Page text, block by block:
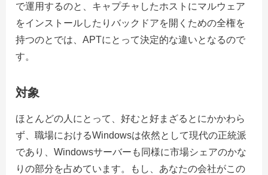
で運用するのと、キャプチャしたホストにマルウェア
をインストールしたりバックドアを開くための全権を
持つのとでは、APTにとって決定的な違いとなるので
す。
対象
ほとんどの人にとって、好むと好まざるとにかかわら
ず、職場におけるWindowsは依然として現代の正統派
であり、Windowsサーバーも同様に市場シェアのかな
りの部分を占めています。もし、あなたの会社がこの